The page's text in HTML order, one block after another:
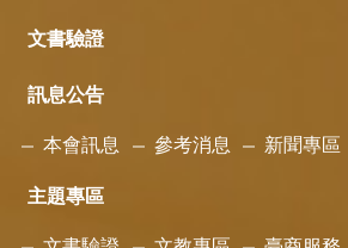
文書驗證
訊息公告
本會訊息 參考消息 新聞專區
主題專區